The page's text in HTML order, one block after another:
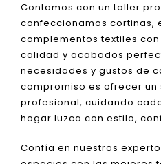
Contamos con un taller
confeccionamos cortinas,
complementos textiles
calidad y acabados
necesidades y gustos de
compromiso es ofrecer
profesional, cuidando
hogar luzca con estilo,
Confía en nuestros